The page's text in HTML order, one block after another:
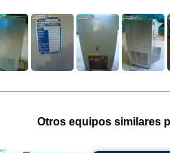
Otros equipos similares